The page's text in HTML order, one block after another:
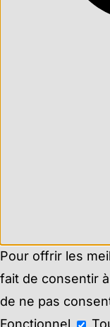
Pour offrir les
fait de consentir
de ne pas
Fonctionnel